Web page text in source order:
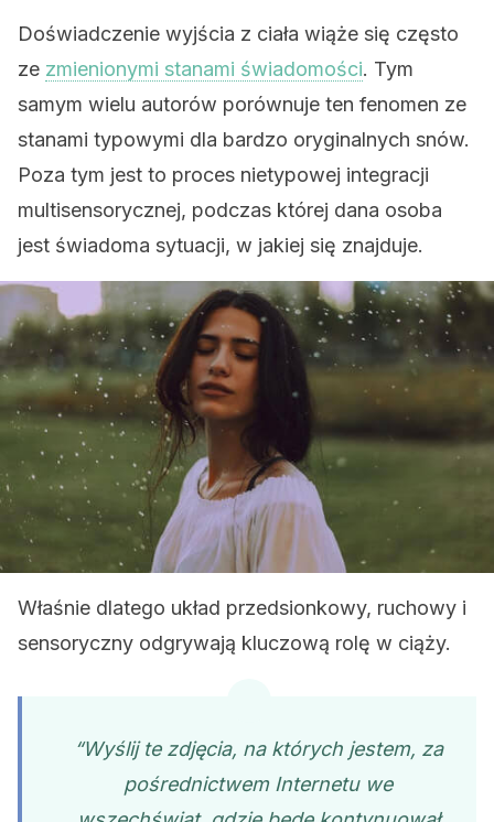
Doświadczenie wyjścia z ciała wiąże się często
ze zmienionymi stanami świadomości. Tym
samym wielu autorów porównuje ten fenomen ze
stanami typowymi dla bardzo oryginalnych snów.
Poza tym jest to proces nietypowej integracji
multisensorycznej, podczas której dana osoba
jest świadoma sytuacji, w jakiej się znajduje.
Właśnie dlatego układ przedsionkowy, ruchowy i
sensoryczny odgrywają kluczową rolę w ciąży.
“Wyślij te zdjęcia, na których jestem, za
pośrednictwem Internetu we